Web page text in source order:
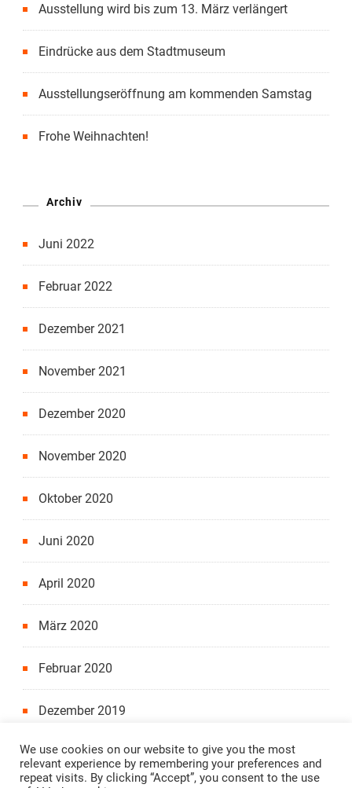
Ausstellung wird bis zum 13. März verlängert
Eindrücke aus dem Stadtmuseum
Ausstellungseröffnung am kommenden Samstag
Frohe Weihnachten!
Archiv
Juni 2022
Februar 2022
Dezember 2021
November 2021
Dezember 2020
November 2020
Oktober 2020
Juni 2020
April 2020
März 2020
Februar 2020
Dezember 2019
We use cookies on our website to give you the most
relevant experience by remembering your preferences and
repeat visits. By clicking “Accept”, you consent to the use